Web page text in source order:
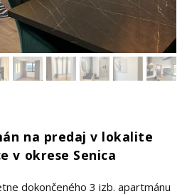
na predaj v lokalite
v okrese Senica
dokončeného 3 izb. apartmánu